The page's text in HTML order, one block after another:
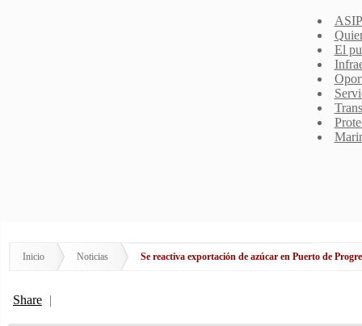
El
Inicio Noticias Se reactiva exportación de azúcar en Puerto de
Share |